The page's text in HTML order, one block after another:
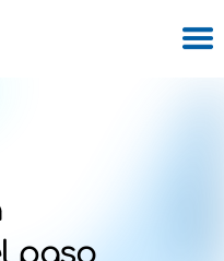
paso